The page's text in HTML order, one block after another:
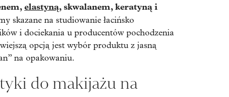
elastyną, skwalanem, keratyną i
skazane na studiowanie łacińsko
i dociekania u producentów pochodzenia
opcją jest wybór produktu z jasną
na opakowaniu.
do makijażu na